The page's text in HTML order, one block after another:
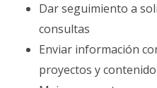
Dar seguimiento a
consultas
Enviar información
proyectos y